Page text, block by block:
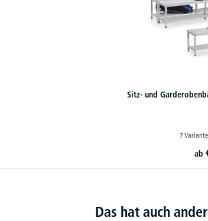
Sitz- und
7
ab
Das hat auch